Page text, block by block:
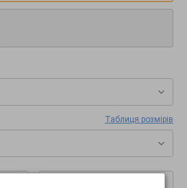
Таблиця розмірів